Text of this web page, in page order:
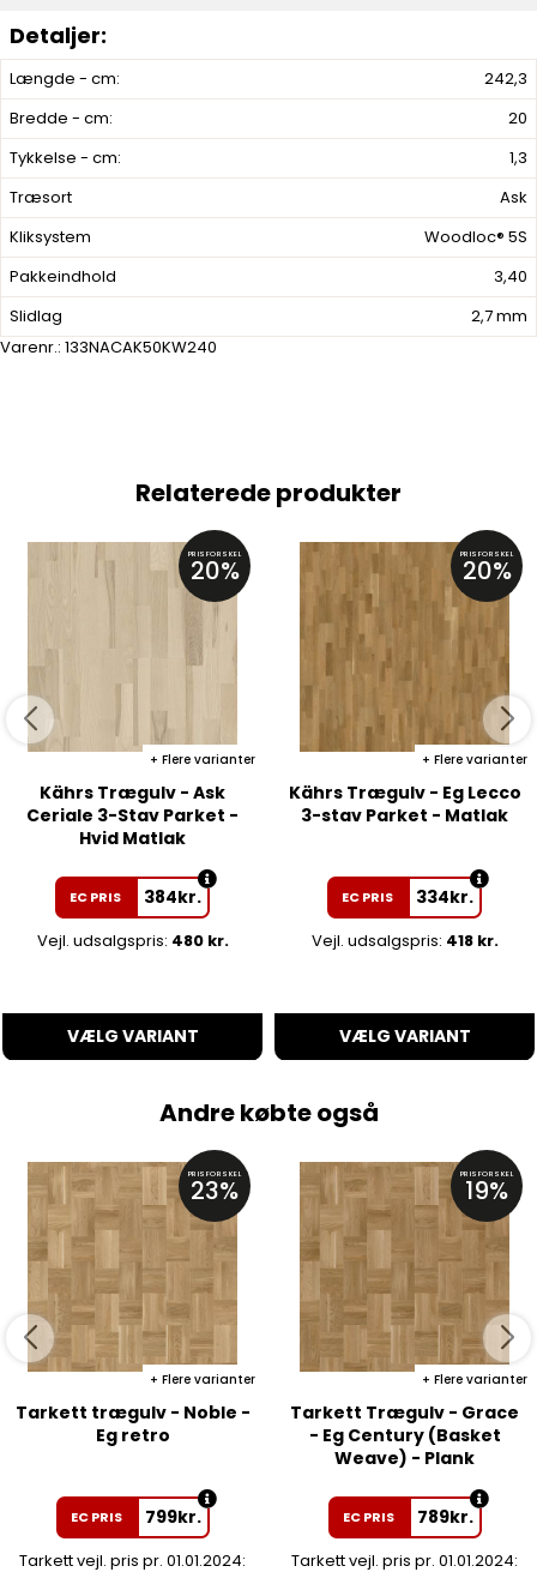
Længde - cm:
242,3
Bredde - cm:
20
Tykkelse - cm:
1,3
Træsort
Ask
Kliksystem
Woodloc® 5S
Pakkeindhold
3,40
Slidlag
2,7 mm
Varenr.: 133NACAK50KW240
Relaterede produkter
PRISFORSKEL
20%
Flere varianter
Kährs Trægulv - Ask
Ceriale 3-Stav Parket -
Hvid Matlak
EC PRIS 384kr.
Vejl. udsalgspris: 480 kr.
VÆLG VARIANT
PRISFORSKEL
20%
Flere varianter
Kährs Trægulv - Eg Lecco
3-stav Parket - Matlak
EC PRIS 334kr.
Vejl. udsalgspris: 418 kr.
VÆLG VARIANT
Andre købte også
PRISFORSKEL
23%
Flere varianter
Tarkett trægulv - Noble -
Eg retro
EC PRIS 799kr.
Tarkett vejl. pris pr. 01.01.2024:
PRISFORSKEL
19%
Flere varianter
Tarkett Trægulv - Grace
- Eg Century (Basket
Weave) - Plank
EC PRIS 789kr.
Tarkett vejl. pris pr. 01.01.2024: